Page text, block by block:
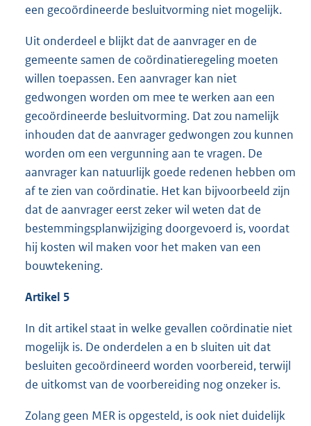
een gecoördineerde besluitvorming niet mogelijk.
Uit onderdeel e blijkt dat de aanvrager en de
gemeente samen de coördinatieregeling moeten
willen toepassen. Een aanvrager kan niet
gedwongen worden om mee te werken aan een
gecoördineerde besluitvorming. Dat zou namelijk
inhouden dat de aanvrager gedwongen zou kunnen
worden om een vergunning aan te vragen. De
aanvrager kan natuurlijk goede redenen hebben om
af te zien van coördinatie. Het kan bijvoorbeeld zijn
dat de aanvrager eerst zeker wil weten dat de
bestemmingsplanwijziging doorgevoerd is, voordat
hij kosten wil maken voor het maken van een
bouwtekening.
Artikel 5
In dit artikel staat in welke gevallen coördinatie niet
mogelijk is. De onderdelen a en b sluiten uit dat
besluiten gecoördineerd worden voorbereid, terwijl
de uitkomst van de voorbereiding nog onzeker is.
Zolang geen MER is opgesteld, is ook niet duidelijk